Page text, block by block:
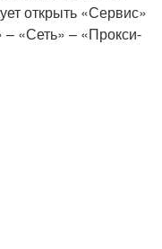
открыть «Сервис»
«Сеть» – «Прокси-